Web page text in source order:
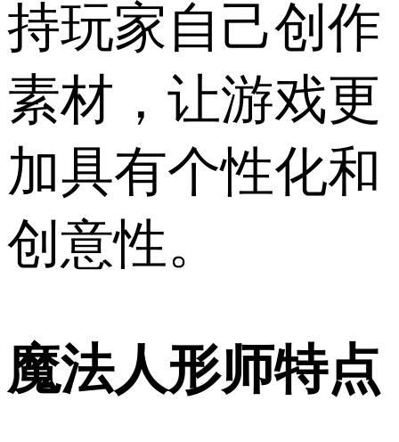
持玩家自己创作
素材，让游戏更
加具有个性化和
创意性。
魔法人形师特点